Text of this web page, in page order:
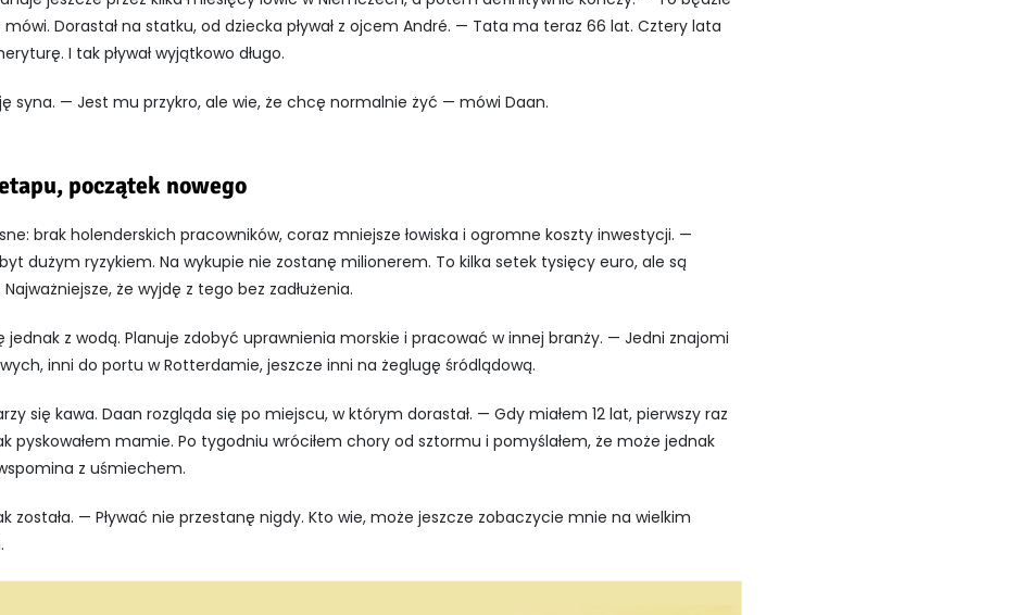
Dorastał na statku, od dziecka pływał z ojcem André. — Tata ma teraz 66 lat. Cztery lata
I tak pływał wyjątkowo długo.
syna. — Jest mu przykro, ale wie, że chcę normalnie żyć — mówi Daan.
początek nowego
brak holenderskich pracowników, coraz mniejsze łowiska i ogromne koszty inwestycji. —
dużym ryzykiem. Na wykupie nie zostanę milionerem. To kilka setek tysięcy euro, ale są
że wyjdę z tego bez zadłużenia.
jednak z wodą. Planuje zdobyć uprawnienia morskie i pracować w innej branży. — Jedni znajomi
inni do portu w Rotterdamie, jeszcze inni na żeglugę śródlądową.
się kawa. Daan rozgląda się po miejscu, w którym dorastał. — Gdy miałem 12 lat, pierwszy raz
pyskowałem mamie. Po tygodniu wróciłem chory od sztormu i pomyślałem, że może jednak
z uśmiechem.
została. — Pływać nie przestanę nigdy. Kto wie, może jeszcze zobaczycie mnie na wielkim